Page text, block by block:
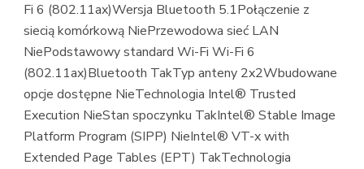
Fi 6 (802.11ax)Wersja Bluetooth 5.1Połączenie z
siecią komórkową NiePrzewodowa sieć LAN
NiePodstawowy standard Wi-Fi Wi-Fi 6
(802.11ax)Bluetooth TakTyp anteny 2x2Wbudowane
opcje dostępne NieTechnologia Intel® Trusted
Execution NieStan spoczynku TakIntel® Stable Image
Platform Program (SIPP) NieIntel® VT-x with
Extended Page Tables (EPT) TakTechnologia